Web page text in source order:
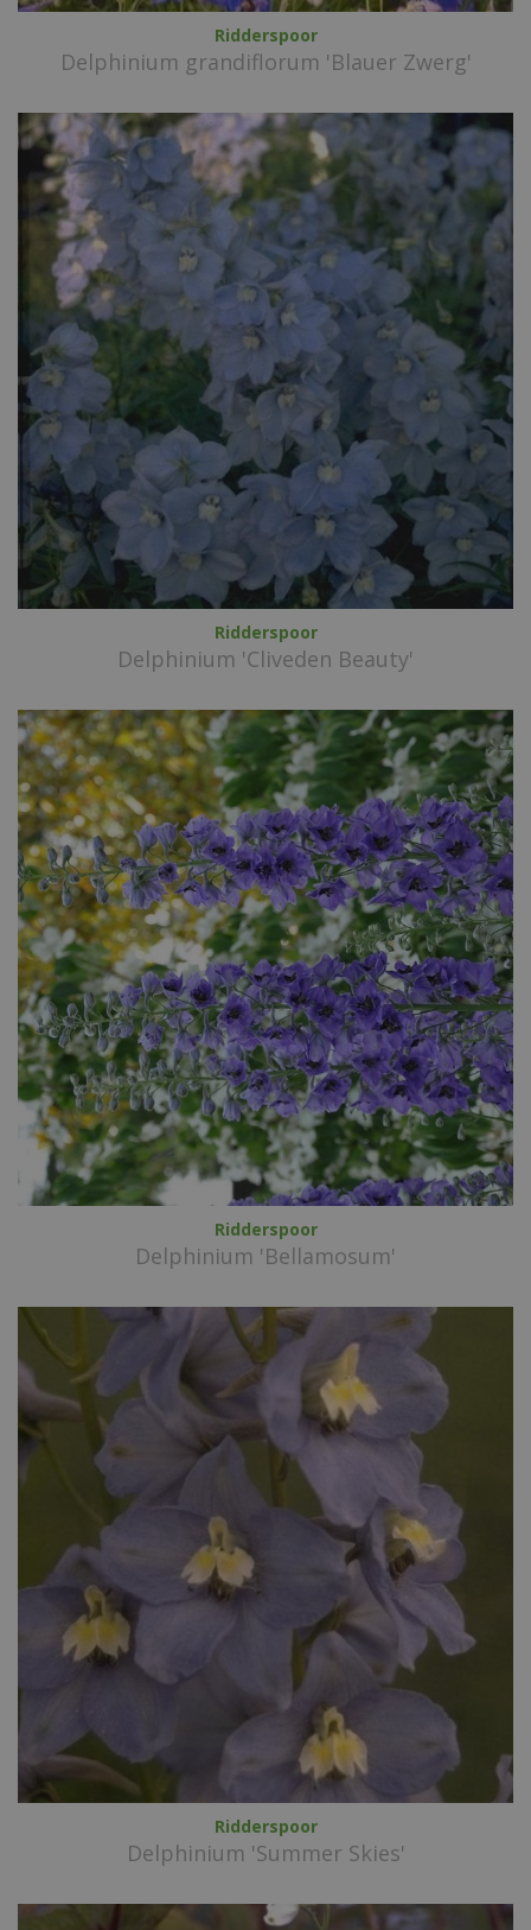
Ridderspoor
Delphinium grandiflorum 'Blauer Zwerg'
Ridderspoor
Delphinium 'Cliveden Beauty'
Ridderspoor
Delphinium 'Bellamosum'
Ridderspoor
Delphinium 'Summer Skies'